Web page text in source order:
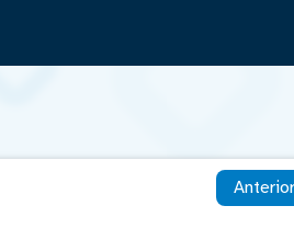
Anterior